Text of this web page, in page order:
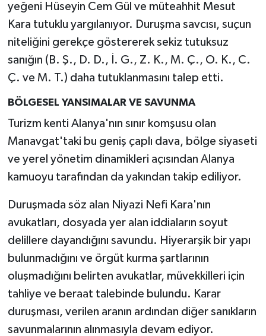
yeğeni Hüseyin Cem Gül ve müteahhit Mesut
Kara tutuklu yargılanıyor. Duruşma savcısı, suçun
niteliğini gerekçe göstererek sekiz tutuksuz
sanığın (B. Ş., D. D., İ. G., Z. K., M. Ç., O. K., C.
Ç. ve M. T.) daha tutuklanmasını talep etti.
BÖLGESEL YANSIMALAR VE SAVUNMA
Turizm kenti Alanya'nın sınır komşusu olan
Manavgat'taki bu geniş çaplı dava, bölge siyaseti
ve yerel yönetim dinamikleri açısından Alanya
kamuoyu tarafından da yakından takip ediliyor.
Duruşmada söz alan Niyazi Nefi Kara'nın
avukatları, dosyada yer alan iddiaların soyut
delillere dayandığını savundu. Hiyerarşik bir yapı
bulunmadığını ve örgüt kurma şartlarının
oluşmadığını belirten avukatlar, müvekkilleri için
tahliye ve beraat talebinde bulundu. Karar
duruşması, verilen aranın ardından diğer sanıkların
savunmalarının alınmasıyla devam ediyor.